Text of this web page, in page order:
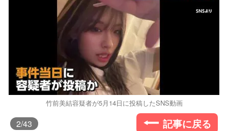
竹前美結容疑者が5月14日に投稿したSNS動画
2/43 記事に戻る